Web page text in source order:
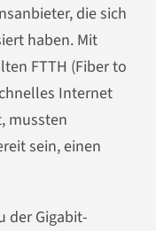
die sich
haben. Mit
FTTH (Fiber to
Internet
mussten
sein, einen
der Gigabit-